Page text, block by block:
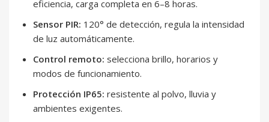
eficiencia, carga completa en 6–8 horas.
Sensor PIR: 120° de detección, regula la intensidad
de luz automáticamente.
Control remoto: selecciona brillo, horarios y
modos de funcionamiento.
Protección IP65: resistente al polvo, lluvia y
ambientes exigentes.